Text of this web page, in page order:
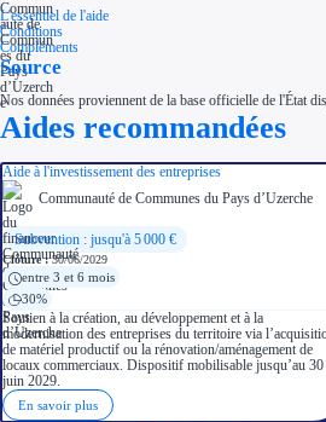
L'essentiel de l'aide
Conditions
Compléments
Source
Nos données proviennent de la base officielle de l'État
Aides recommandées
Aide à l'investissement des entreprises
Communauté de Communes du Pays d’Uzerche
Subvention : jusqu'à 5 000 €
Clôture :30/06/2029
entre 3 et 6 mois
30%
Soutien à la création, au développement et à la
modernisation des entreprises du territoire via
de matériel productif ou la rénovation/aménagement de
locaux commerciaux. Dispositif mobilisable jusqu’au 30
juin 2029.
En savoir plus